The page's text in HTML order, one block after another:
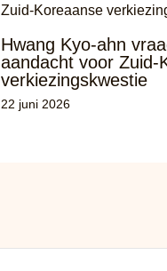
Hwang Kyo-ahn
aandacht voor Zuid-
verkiezingskwestie
22 juni 2026